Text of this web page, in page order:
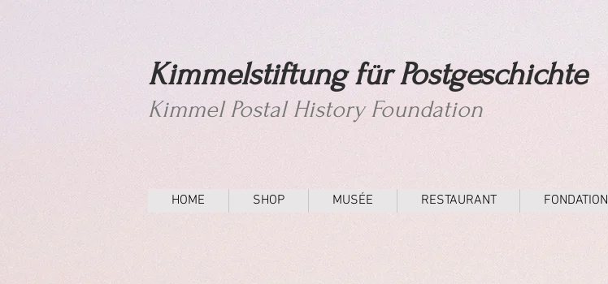
Kimmelstiftung für Postgeschichte
Kimmel Postal History Foundation
HOME SHOP MUSÉE RESTAURANT FONDATION